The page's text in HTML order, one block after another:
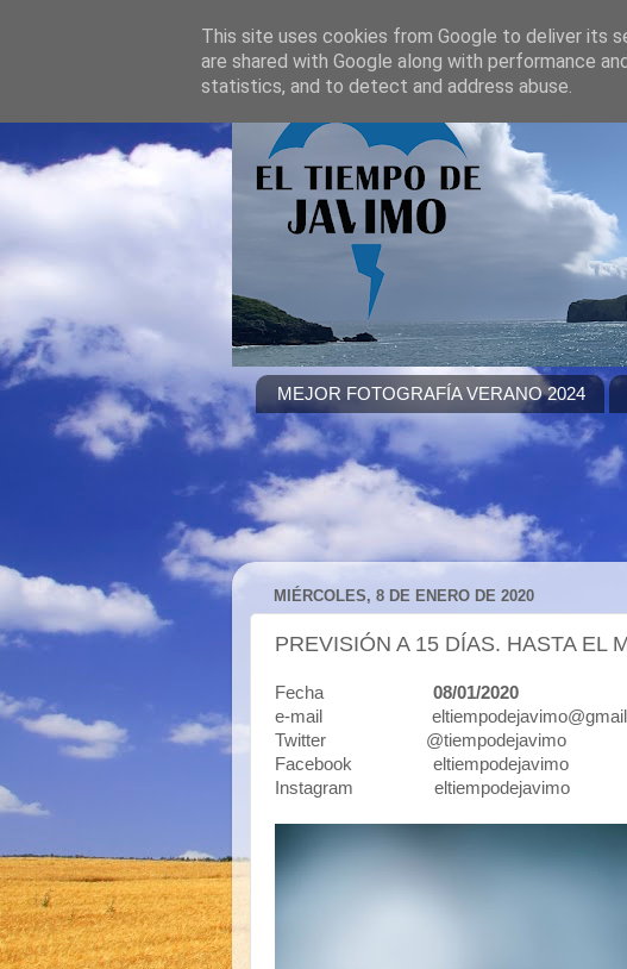
MEJOR FOTOGRAFÍA VERANO 2024
MIÉRCOLES, 8 DE ENERO DE 2020
PREVISIÓN A 15 DÍAS. HASTA EL
Fecha 08/01/2020
e-mail
Twitter @tiempodejavimo
Facebook eltiempodejavimo
Instagram eltiempodejavimo
This site uses cookies from Google to deliver its
are shared with Google along with performance
statistics, and to detect and address abuse.